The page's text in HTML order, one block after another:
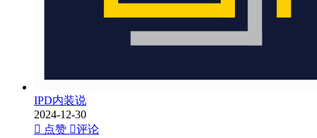
IPD内装说
2024-12-30
点赞
评论